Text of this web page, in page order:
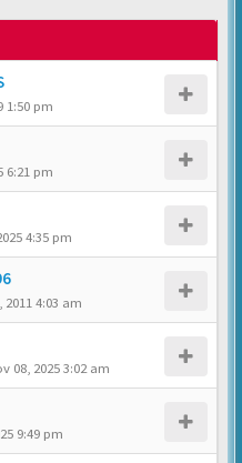
1:50 pm
6:21 pm
4:35 pm
2011 4:03 am
08, 2025 3:02 am
9:49 pm